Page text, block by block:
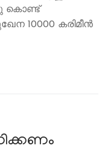
കൊണ്ട്
10000 കരിമീന്‍